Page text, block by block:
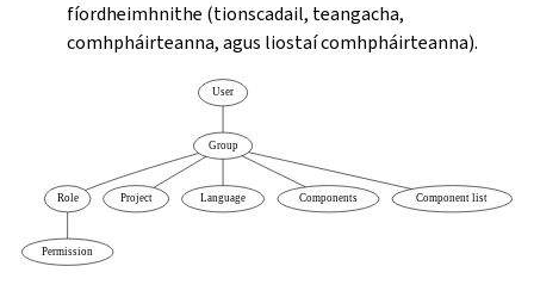
fíordheimhnithe (tionscadail, teangacha,
comhpháirteanna, agus liostaí comhpháirteanna).